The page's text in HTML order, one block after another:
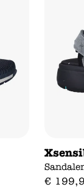
€ 199,